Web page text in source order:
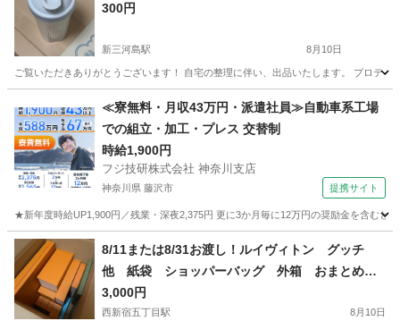
300円
新三河島駅 8月10日
ご覧いただきありがとうございます！ 自宅の整理に伴い、出品いたします。 プロテ
新三河島駅 食器
≪寮無料・月収43万円・派遣社員≫自動車系工場
での組立・加工・プレス 交替制
時給1,900円
フジ技研株式会社 神奈川支店
神奈川県 藤沢市 提携サイト
★新年度時給UP1,900円／残業・深夜2,375円 更に3か月毎に12万円の奨励金を含む
神奈川 藤沢市 その他
8/11または8/31お渡し！ルイヴィトン グッチ
他 紙袋 ショッパーバッグ 外箱 おまとめ
で！
3,000円
西新宿五丁目駅 8月10日